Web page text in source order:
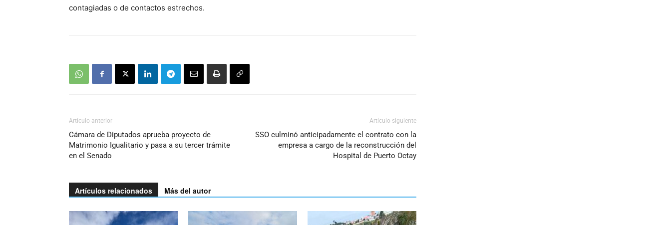
contagiadas o de contactos estrechos.
Artículo anterior
Cámara de Diputados aprueba proyecto de
Matrimonio Igualitario y pasa a su tercer trámite
en el Senado
Artículo siguiente
SSO culminó anticipadamente el contrato con la
empresa a cargo de la reconstrucción del
Hospital de Puerto Octay
Artículos relacionados Más del autor